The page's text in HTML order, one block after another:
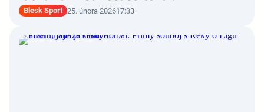
Blesk Sport 25. února 202617:33